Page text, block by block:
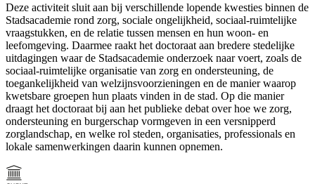
Deze activiteit sluit aan bij verschillende lopende kwesties binnen de
Stadsacademie rond zorg, sociale ongelijkheid, sociaal-ruimtelijke
vraagstukken, en de relatie tussen mensen en hun woon- en
leefomgeving. Daarmee raakt het doctoraat aan bredere stedelijke
uitdagingen waar de Stadsacademie onderzoek naar voert, zoals de
sociaal-ruimtelijke organisatie van zorg en ondersteuning, de
toegankelijkheid van welzijnsvoorzieningen en de manier waarop
kwetsbare groepen hun plaats vinden in de stad. Op die manier
draagt het doctoraat bij aan het publieke debat over hoe we zorg,
ondersteuning en burgerschap vormgeven in een versnipperd
zorglandschap, en welke rol steden, organisaties, professionals en
lokale samenwerkingen daarin kunnen opnemen.